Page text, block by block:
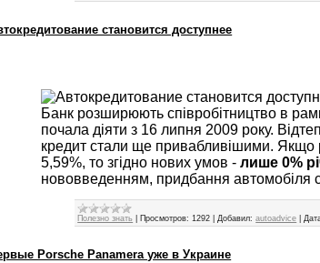
становится доступнее
Банк розширюють співробітництво в
почала діяти з 16 липня 2009 року.
кредит стали ще привабливішими. Якщо
5,59%, то згідно нових умов -лише 0%
нововведенням, придбання автомобіля
Полезно знать Просмотров: 1292 |Добавил: autoadvice |
Porsche Panamera уже в Украине